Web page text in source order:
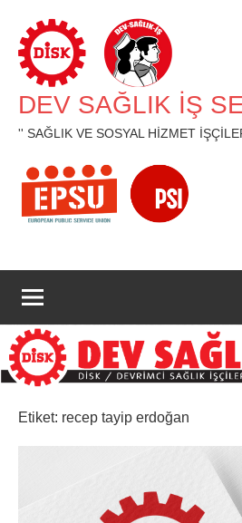
geç
DEV SAĞLIK İŞ
'' SAĞLIK VE SOSYAL HİZMET
Etiket: recep tayip erdoğan